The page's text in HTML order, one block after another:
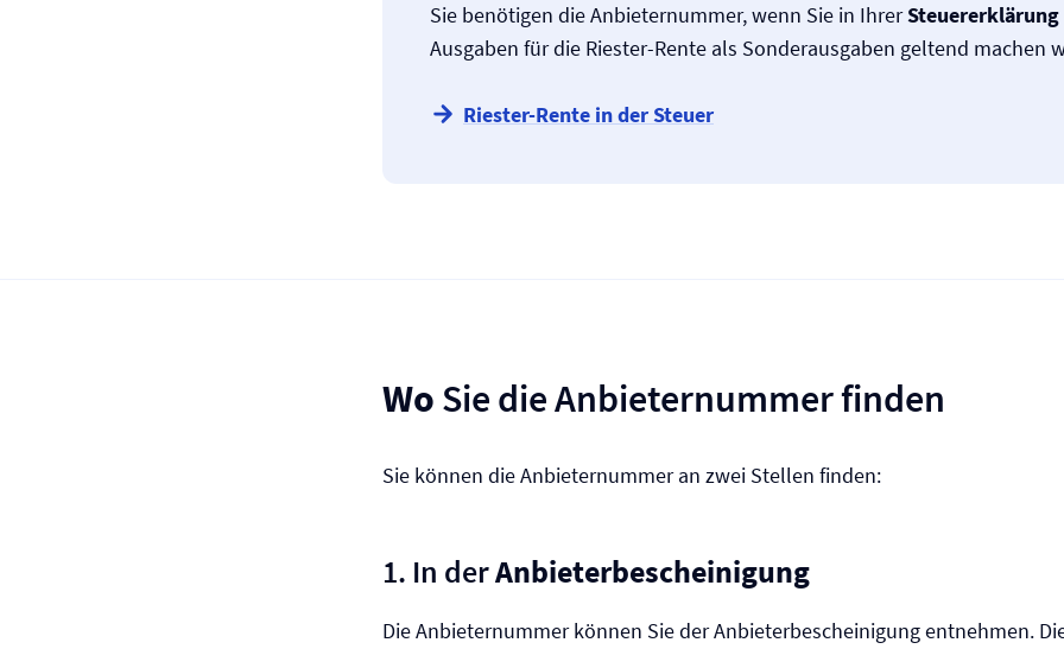
Sie benötigen die Anbieternummer, wenn Sie in IhrerSteuererklärung
Ausgaben für die Riester-Rente als Sonderausgaben geltend machen
Riester-Rente in der Steuer
Wo Sie die Anbieternummer finden
Sie können die Anbieternummer an zwei Stellen finden:
1. In derAnbieterbescheinigung
Die Anbieternummer können Sie der Anbieterbescheinigung entnehmen.